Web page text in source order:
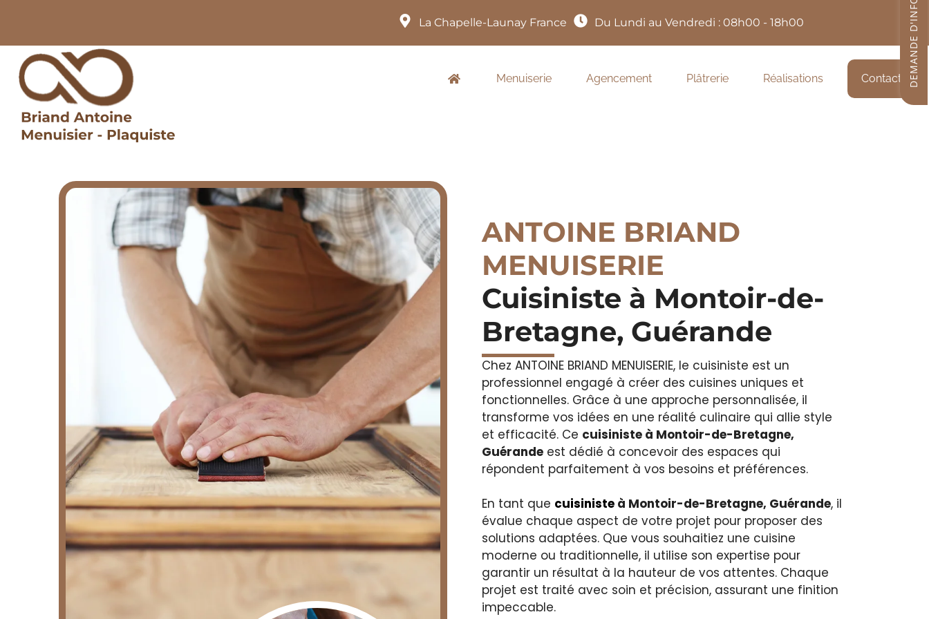
La Chapelle-Launay France Du Lundi au Vendredi : 08h00 - 18h00
Menuiserie Agencement Plâtrerie Réalisations Contact
ANTOINE BRIAND
MENUISERIE
Cuisiniste à Montoir-de-
Bretagne, Guérande
Chez ANTOINE BRIAND MENUISERIE, le cuisiniste est un
professionnel engagé à créer des cuisines uniques et
fonctionnelles. Grâce à une approche personnalisée, il
transforme vos idées en une réalité culinaire qui allie style
et efficacité. Ce cuisiniste à Montoir-de-Bretagne,
Guérande est dédié à concevoir des espaces qui
répondent parfaitement à vos besoins et préférences.
En tant que cuisiniste à Montoir-de-Bretagne, Guérande, il
évalue chaque aspect de votre projet pour proposer des
solutions adaptées. Que vous souhaitiez une cuisine
moderne ou traditionnelle, il utilise son expertise pour
garantir un résultat à la hauteur de vos attentes. Chaque
projet est traité avec soin et précision, assurant une finition
impeccable.